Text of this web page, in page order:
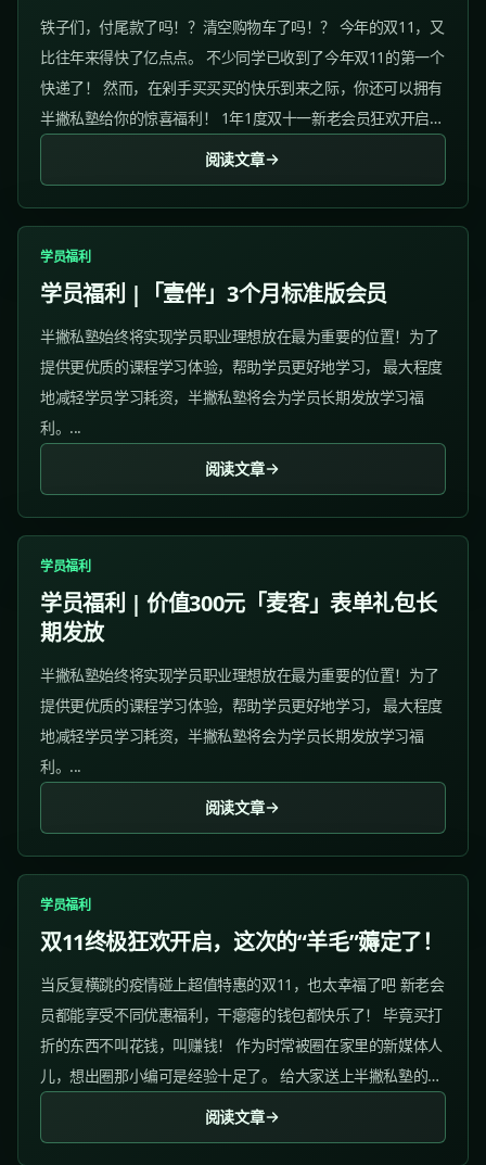
铁子们，付尾款了吗！？清空购物车了吗！？ 今年的双11，又
比往年来得快了亿点点。 不少同学已收到了今年双11的第一个
快递了！ 然而，在剁手买买买的快乐到来之际，你还可以拥有
半撇私塾给你的惊喜福利！ 1年1度双十一新老会员狂欢开启
啦！！！ 想年前完成学习，年后赶上求职季的同学，速速来领
取学习优惠 活动详情：...
阅读文章
学员福利
学员福利 |「壹伴」3个月标准版会员
半撇私塾始终将实现学员职业理想放在最为重要的位置！为了
提供更优质的课程学习体验，帮助学员更好地学习， 最大程度
地减轻学员学习耗资，半撇私塾将会为学员长期发放学习福
利。...
阅读文章
学员福利
学员福利 | 价值300元「麦客」表单礼包长
期发放
半撇私塾始终将实现学员职业理想放在最为重要的位置！为了
提供更优质的课程学习体验，帮助学员更好地学习， 最大程度
地减轻学员学习耗资，半撇私塾将会为学员长期发放学习福
利。...
阅读文章
学员福利
双11终极狂欢开启，这次的“羊毛”薅定了！
当反复横跳的疫情碰上超值特惠的双11，也太幸福了吧 新老会
员都能享受不同优惠福利，干瘪瘪的钱包都快乐了！ 毕竟买打
折的东西不叫花钱，叫赚钱！ 作为时常被圈在家里的新媒体人
儿，想出圈那小编可是经验十足了。 给大家送上半撇私塾的惊
喜福利，还能迅速升级成长为资深大佬！...
阅读文章